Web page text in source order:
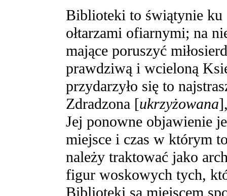
Biblioteki to świątynie ku
ołtarzami ofiarnymi; na
mające poruszyć
prawdziwą i wcieloną
przydarzyło się to
Zdradzona [ukrzyżowana
Jej ponowne objawienie
miejsce i czas w którym
należy traktować jako
figur woskowych tych,